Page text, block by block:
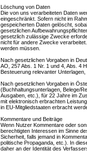
Löschung von Daten
Die von uns verarbeiteten Daten
eingeschränkt. Sofern nicht im
gespeicherten Daten gelöscht,
gesetzlichen
gesetzlich zulässige Zwecke
nicht für andere Zwecke
werden müssen.
Nach gesetzlichen Vorgaben in
AO, 257 Abs. 1 Nr. 1 und 4, Abs. 4
Besteuerung relevanter
Nach gesetzlichen Vorgaben in
(Buchhaltungsunterlagen, Belege/
Ausgaben, etc.), für 22 Jahre im
mit elektronisch erbrachten
in EU-Mitgliedstaaten erbracht
Kommentare und Beiträge
Wenn Nutzer Kommentare oder
berechtigten Interessen im Sinne
Sicherheit, falls jemand in
politische Propaganda, etc.). In
daher an der Identität des